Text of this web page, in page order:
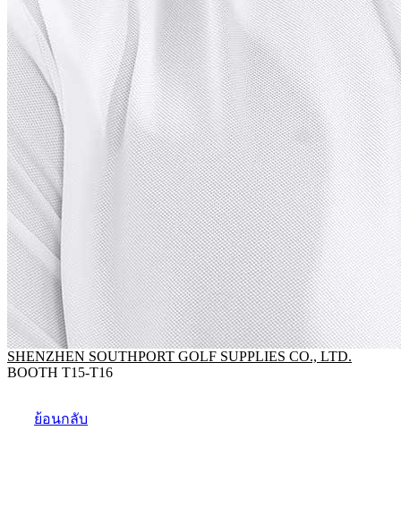
SHENZHEN SOUTHPORT GOLF SUPPLIES CO., LTD.
BOOTH T15-T16
ย้อนกลับ